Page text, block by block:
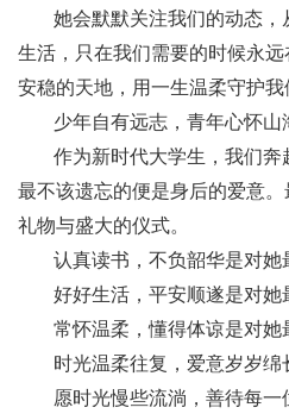
她会默默关注我们的动态
生活，只在我们需要的时候永
安稳的天地，用一生温柔守护我
少年自有远志，青年心怀山
作为新时代大学生，我们奔
最不该遗忘的便是身后的爱意
礼物与盛大的仪式。
认真读书，不负韶华是对她
好好生活，平安顺遂是对她
常怀温柔，懂得体谅是对她
时光温柔往复，爱意岁岁绵
愿时光慢些流淌，善待每一